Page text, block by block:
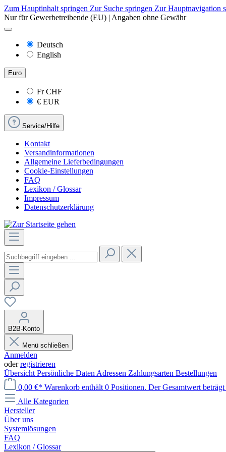
Zum Hauptinhalt springen Zur Suche springen Zur Hauptnavigation
Nur für Gewerbetreibende (EU) | Angaben ohne Gewähr
Deutsch
English
Euro
FrCHF
€ EUR
Service/Hilfe
Kontakt
Versandinformationen
Allgemeine Lieferbedingungen
Cookie-Einstellungen
FAQ
Lexikon / Glossar
Impressum
Datenschutzerklärung
B2B-Konto
Menü schließen
Anmelden
oderregistrieren
Übersicht Persönliche Daten Adressen Zahlungsarten Bestellungen
0,00 €* Warenkorb enthält 0 Positionen. Der Gesamtwert
Alle Kategorien
Hersteller
Über uns
Systemlösungen
FAQ
Lexikon / Glossar